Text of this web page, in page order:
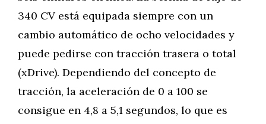
340 CV está equipada siempre con un
cambio automático de ocho velocidades y
puede pedirse con tracción trasera o total
(xDrive). Dependiendo del concepto de
tracción, la aceleración de 0 a 100 se
consigue en 4,8 a 5,1 segundos, lo que es